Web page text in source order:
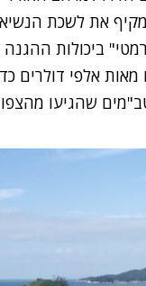
את לשכת
ביכולות
אלפי דולרים
שהגיעו